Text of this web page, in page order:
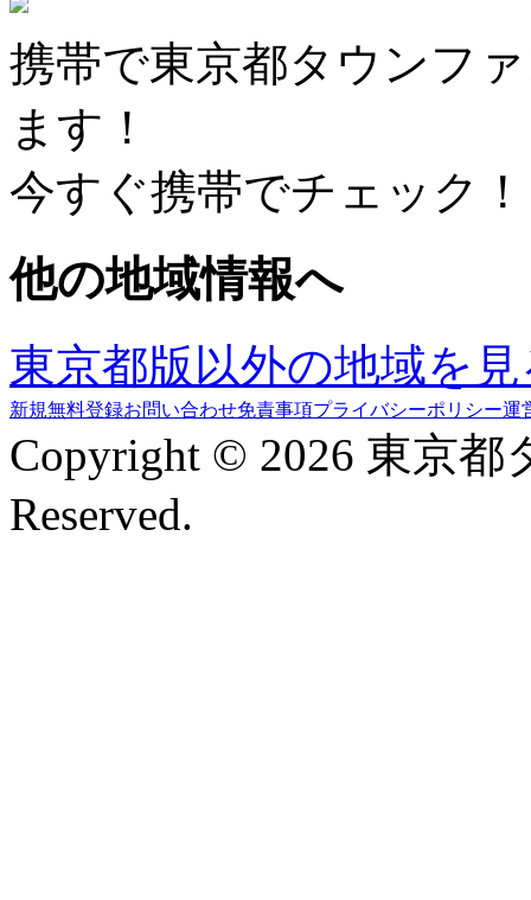
携帯で東京都タウンフ
ます！
今すぐ携帯でチェック！
他の地域情報へ
東京都版以外の地域を
新規無料登録お問い合わせ免責事項プライバシーポリシー運
Copyright © 2026 東京
Reserved.